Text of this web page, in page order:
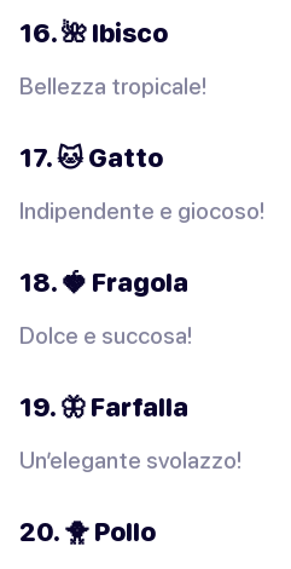
16. 🌺 Ibisco
Bellezza tropicale!
17. 🐱 Gatto
Indipendente e giocoso!
18. 🍓 Fragola
Dolce e succosa!
19. 🦋 Farfalla
Un’elegante svolazzo!
20. 🐥 Pollo